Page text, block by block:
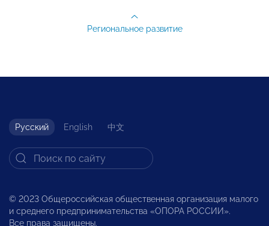
Региональное развитие
Русский English 中文
© 2023 Общероссийская общественная организация малого
и среднего предпринимательства «ОПОРА РОССИИ».
Все права защищены.